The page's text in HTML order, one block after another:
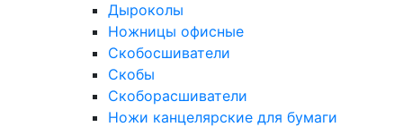
Дыроколы
Ножницы офисные
Скобосшиватели
Скобы
Скоборасшиватели
Ножи канцелярские для бумаги